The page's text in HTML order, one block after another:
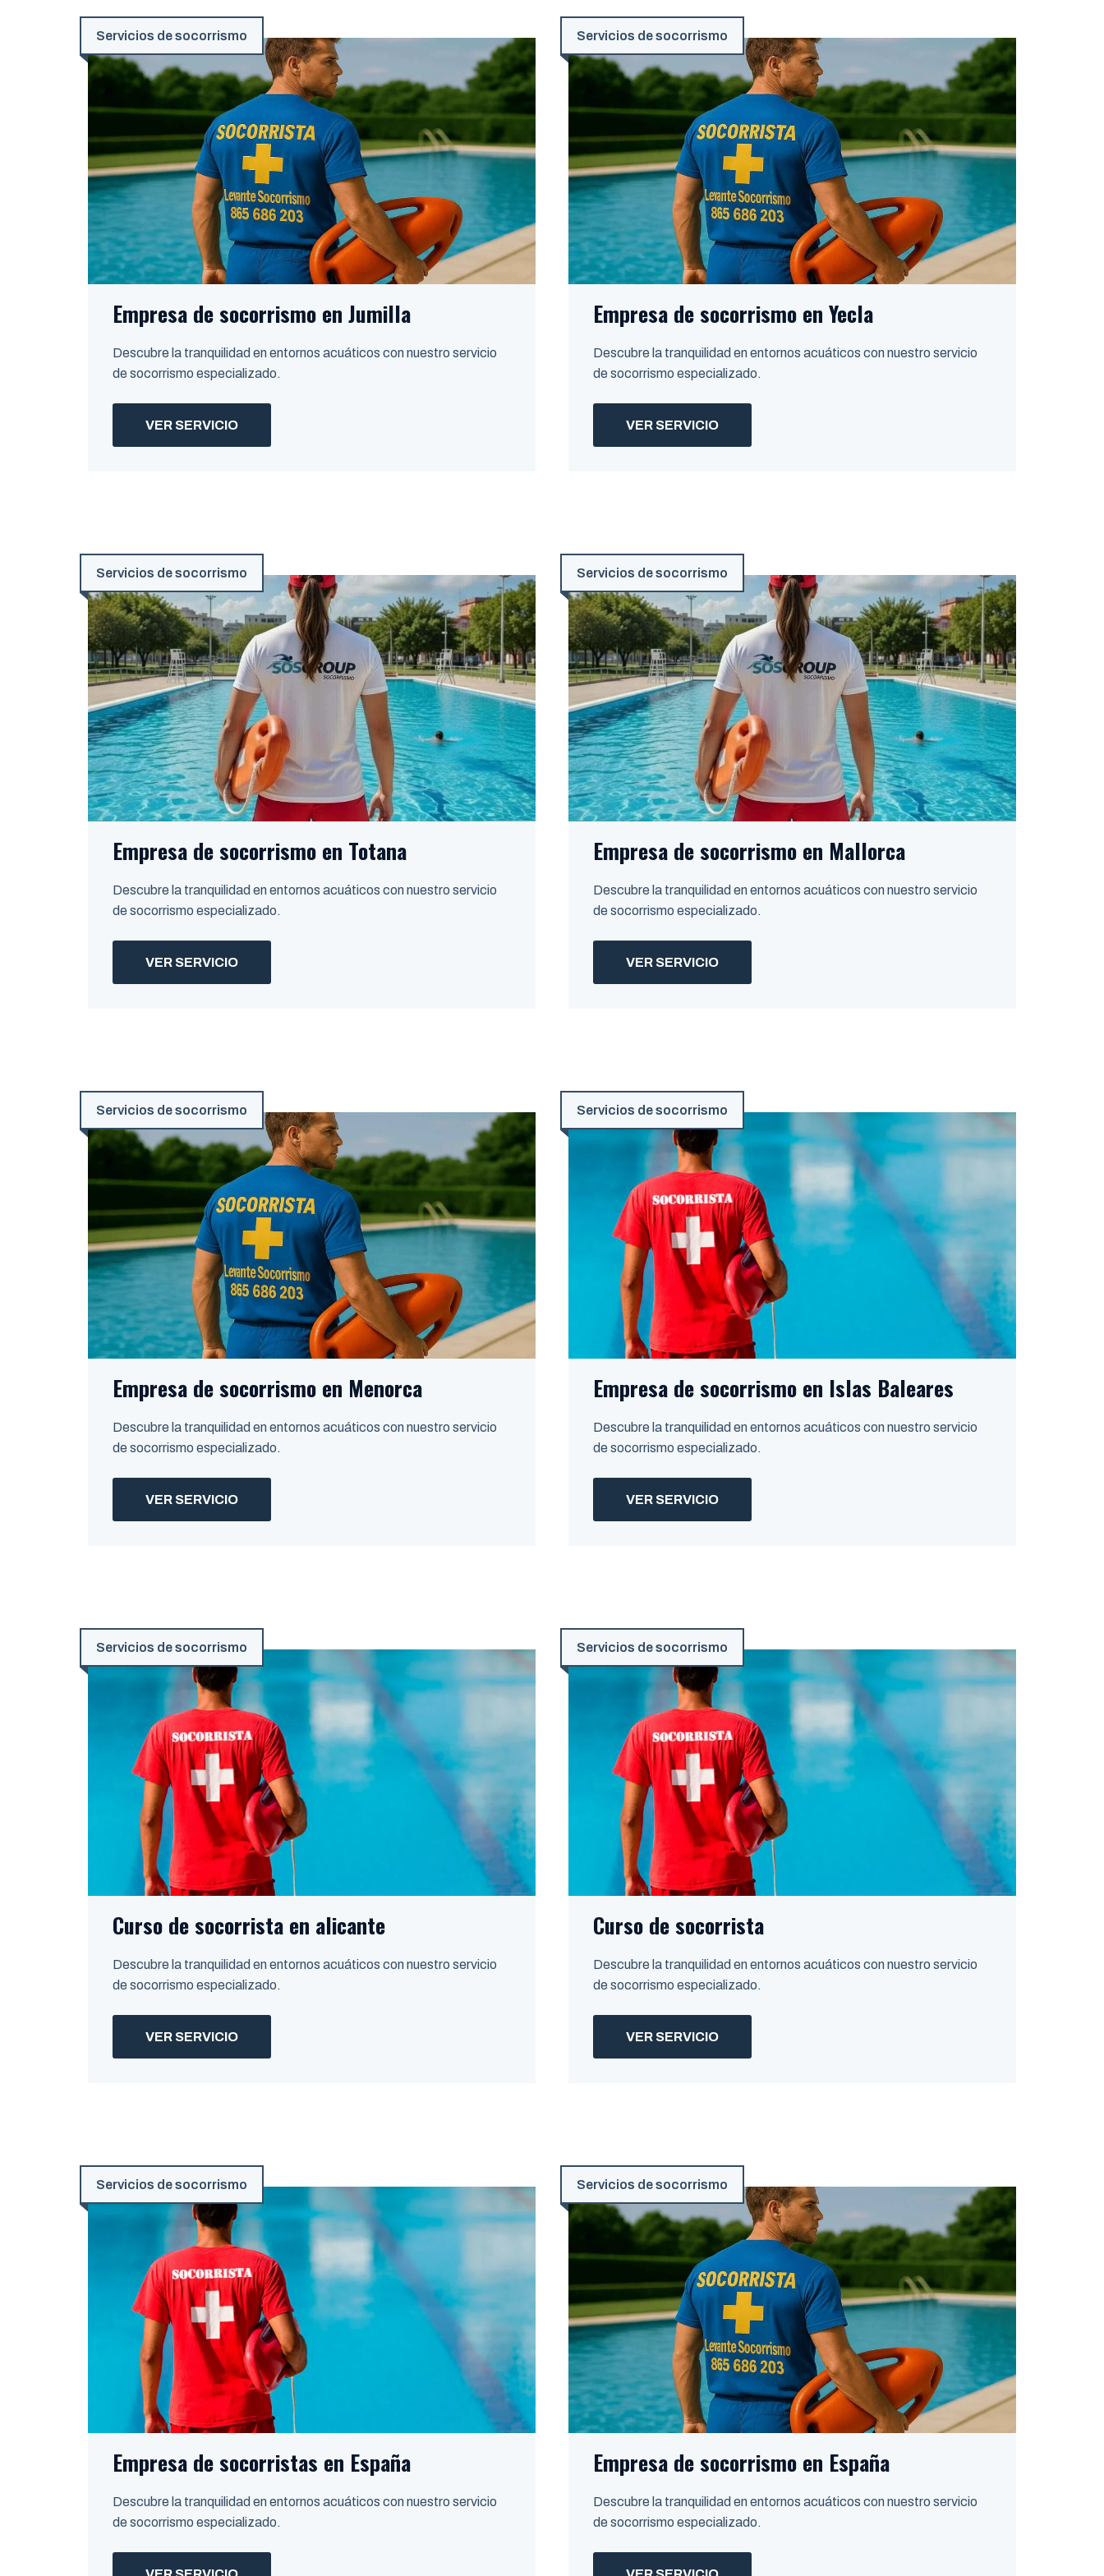
Servicios de socorrismo
Empresa de socorrismo en Jumilla
Descubre la tranquilidad en entornos acuáticos con nuestro servicio
de socorrismo especializado.
VER SERVICIO
Servicios de socorrismo
Empresa de socorrismo en Yecla
Descubre la tranquilidad en entornos acuáticos con nuestro servicio
de socorrismo especializado.
VER SERVICIO
Servicios de socorrismo
Empresa de socorrismo en Totana
Descubre la tranquilidad en entornos acuáticos con nuestro servicio
de socorrismo especializado.
VER SERVICIO
Servicios de socorrismo
Empresa de socorrismo en Mallorca
Descubre la tranquilidad en entornos acuáticos con nuestro servicio
de socorrismo especializado.
VER SERVICIO
Servicios de socorrismo
Empresa de socorrismo en Menorca
Descubre la tranquilidad en entornos acuáticos con nuestro servicio
de socorrismo especializado.
VER SERVICIO
Servicios de socorrismo
Empresa de socorrismo en Islas Baleares
Descubre la tranquilidad en entornos acuáticos con nuestro servicio
de socorrismo especializado.
VER SERVICIO
Servicios de socorrismo
Curso de socorrista en alicante
Descubre la tranquilidad en entornos acuáticos con nuestro servicio
de socorrismo especializado.
VER SERVICIO
Servicios de socorrismo
Curso de socorrista
Descubre la tranquilidad en entornos acuáticos con nuestro servicio
de socorrismo especializado.
VER SERVICIO
Servicios de socorrismo
Empresa de socorristas en España
Descubre la tranquilidad en entornos acuáticos con nuestro servicio
de socorrismo especializado.
Servicios de socorrismo
Empresa de socorrismo en España
Descubre la tranquilidad en entornos acuáticos con nuestro servicio
de socorrismo especializado.